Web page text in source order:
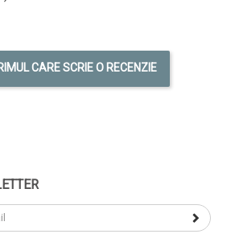
CARE SCRIE O RECENZIE